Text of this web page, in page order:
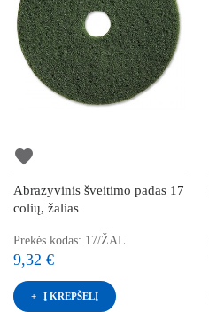
favorite
Abrazyvinis šveitimo padas 17
colių, žalias
Prekės kodas: 17/ŽAL
9,32 €
Į KREPŠELĮ